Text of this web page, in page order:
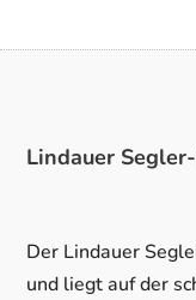
Lindauer
Der Lindauer
und liegt auf der